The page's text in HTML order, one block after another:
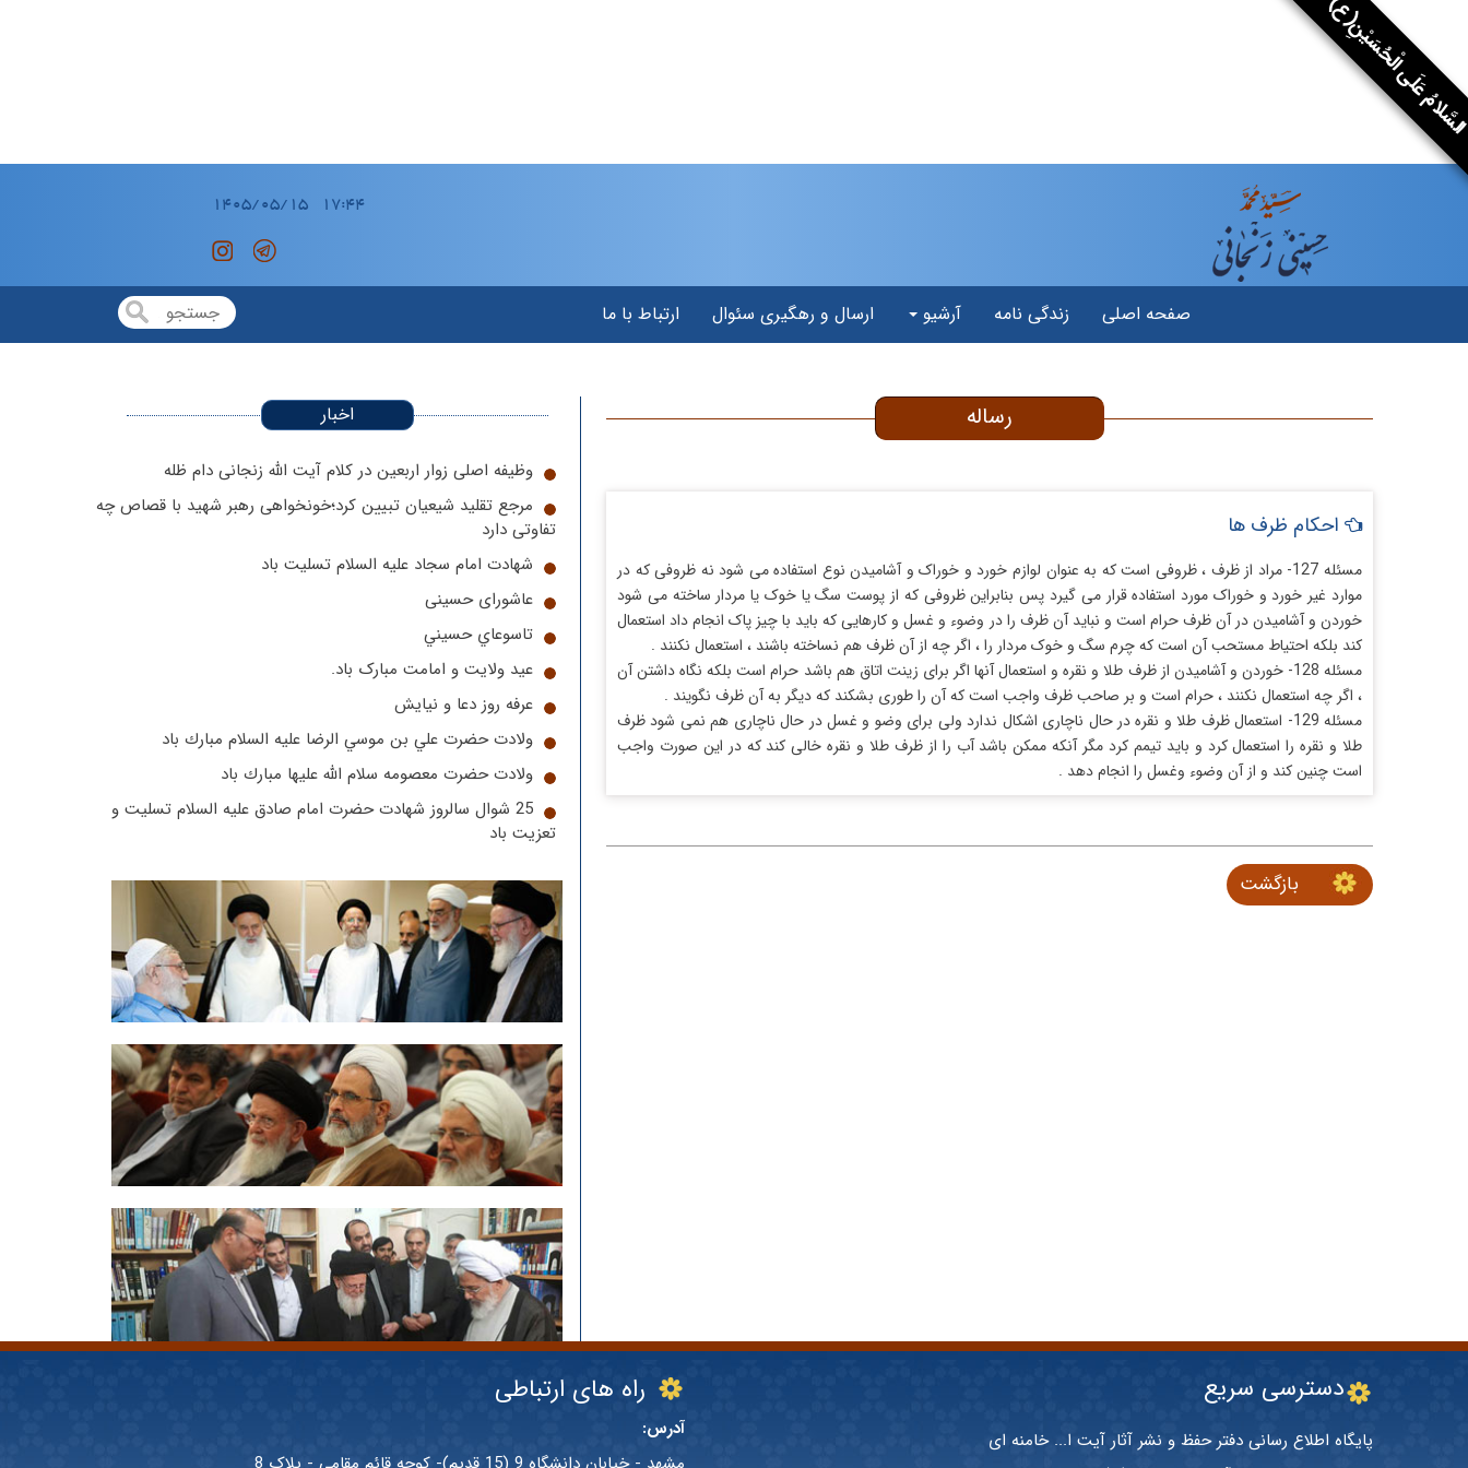
عَلَى الْحُسَيْنِ(ع)
صفحه اصلی زندگی نامه آرشیو ارسال و رهگیری سئوال ارتباط با ما
رساله
احکام ظرف ها
مسئله 127- مراد از ظرف ، ظروفی است که به عنوان لوازم خورد و خوراک و آشامیدن نوع استفاده می شود نه ظروفی که در
موارد غیر خورد و خوراک مورد استفاده قرار می گیرد پس بنابراین ظروفی که از پوست سگ یا خوک یا مردار ساخته می شود
خوردن و آشامیدن در آن ظرف حرام است و نباید آن ظرف را در وضوء و غسل و کارهایی که باید با چیز پاک انجام داد استعمال
کند بلکه احتیاط مستحب آن است که چرم سگ و خوک مردار را ، اگر چه از آن ظرف هم نساخته باشند ، استعمال نکنند .
مسئله 128- خوردن و آشامیدن از ظرف طلا و نقره و استعمال آنها اگر برای زینت اتاق هم باشد حرام است بلکه نگاه داشتن آن
، اگر چه استعمال نکنند ، حرام است و بر صاحب ظرف واجب است که آن را طوری بشکند که دیگر به آن ظرف نگویند .
مسئله 129- استعمال ظرف طلا و نقره در حال ناچاری اشکال ندارد ولی برای وضو و غسل در حال ناچاری هم نمی شود ظرف
طلا و نقره را استعمال کرد و باید تیمم کرد مگر آنکه ممکن باشد آب را از ظرف طلا و نقره خالی کند که در این صورت واجب
است چنین کند و از آن وضوء وغسل را انجام دهد .
بازگشت
اخبار
وظیفه اصلی زوار اربعین در کلام آیت الله زنجانی دام ظله
مرجع تقلید شیعیان تبیین کرد؛‌خونخواهی رهبر شهید با قصاص چه
تفاوتی دارد
شهادت امام سجاد علیه السلام تسلیت باد
عاشورای حسینی
تاسوعاي حسيني
عید ولایت و امامت مبارک باد.
عرفه روز دعا و نیایش
ولادت حضرت علي بن موسي الرضا عليه السلام مبارك باد
ولادت حضرت معصومه سلام الله علیها مبارك باد
25 شوال سالروز شهادت حضرت امام صادق عليه السلام تسلیت و
تعزیت باد
دسترسی سریع
پایگاه اطلاع رسانی دفتر حفظ و نشر آثار آیت ا... خامنه ای
راه های ارتباطی
آدرس: